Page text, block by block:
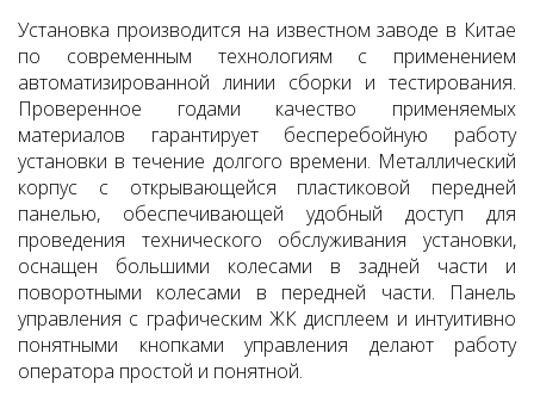
Установка производится на известном заводе в Китае
по современным технологиям с применением
автоматизированной линии сборки и тестирования.
Проверенное годами качество применяемых
материалов гарантирует бесперебойную работу
установки в течение долгого времени. Металлический
корпус с открывающейся пластиковой передней
панелью, обеспечивающей удобный доступ для
проведения технического обслуживания установки,
оснащен большими колесами в задней части и
поворотными колесами в передней части. Панель
управления с графическим ЖК дисплеем и интуитивно
понятными кнопками управления делают работу
оператора простой и понятной.